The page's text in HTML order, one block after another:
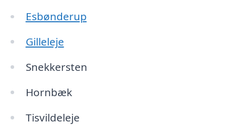
Esbønderup
Gilleleje
Snekkersten
Hornbæk
Tisvildeleje